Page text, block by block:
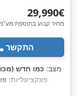
‏29,990 ‏€
מחיר קבוע בתוספת
התקשר
מצב: כמו חדש
, פונקציונליות: